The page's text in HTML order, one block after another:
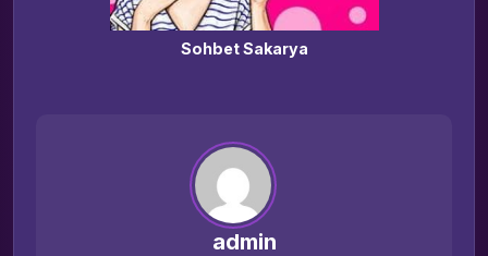
Sohbet Sakarya
admin